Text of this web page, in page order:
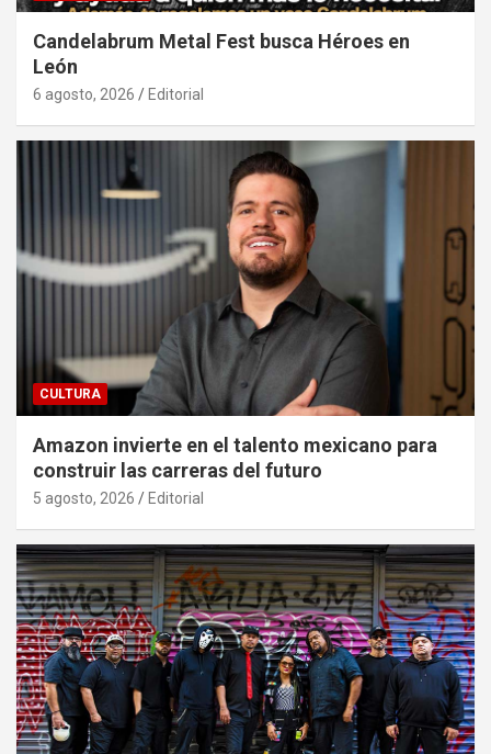
Candelabrum Metal Fest busca Héroes en
León
6 agosto, 2026 Editorial
CULTURA
Amazon invierte en el talento mexicano para
construir las carreras del futuro
5 agosto, 2026 Editorial